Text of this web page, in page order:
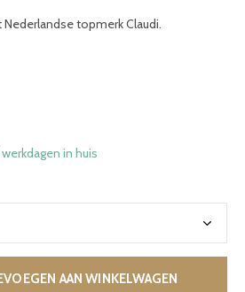
topmerk Claudi.
in huis
AAN WINKELWAGEN